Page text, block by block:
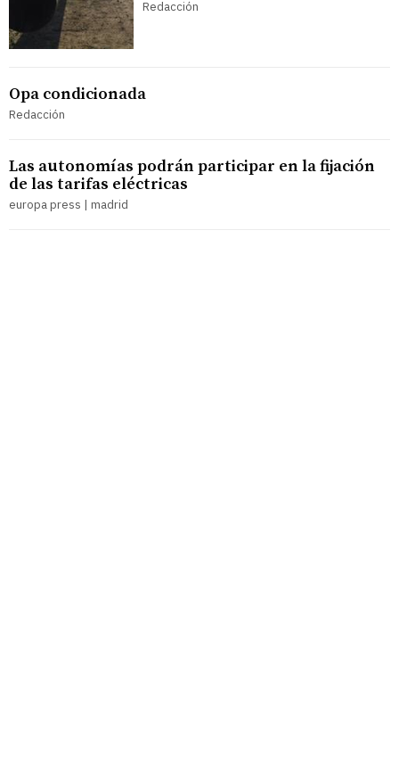
Redacción
Opa condicionada
Redacción
Las autonomías podrán participar en la fijación
de las tarifas eléctricas
europa press | madrid